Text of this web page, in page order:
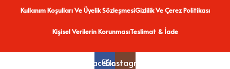
Kullanım Koşulları Ve Üyelik SözleşmesiGizlilik Ve Çerez Politikası
Kişisel Verilerin KorunmasıTeslimat & İade
FacebookInstagram